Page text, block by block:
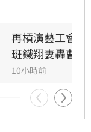
指控工會財務
界抨擊，曹雨
確的事。目
議持續延
關單位釐清
再槓演藝工會
班鐵翔妻轟曹雨
10小時前